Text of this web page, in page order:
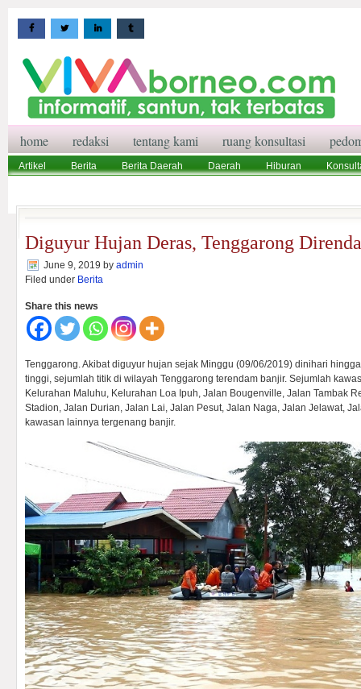
home redaksi tentang kami ruang konsultasi
Artikel Berita Berita Daerah Daerah Hiburan
Diguyur Hujan Deras, Tenggarong
June 9, 2019 by admin
Filed under Berita
Share this news
Tenggarong. Akibat diguyur hujan sejak Minggu (09/06/2019) dinihari
tinggi, sejumlah titik di wilayah Tenggarong terendam banjir. Sejumlah
Kelurahan Maluhu, Kelurahan Loa Ipuh, Jalan Bougenville, Jalan Tambak
Stadion, Jalan Durian, Jalan Lai, Jalan Pesut, Jalan Naga, Jalan Jelawat,
kawasan lainnya tergenang banjir.